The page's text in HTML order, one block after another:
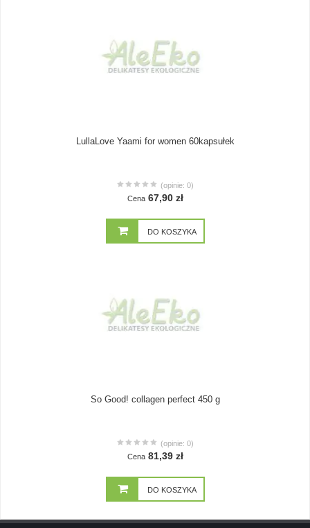
LullaLove Yaami for women 60kapsułek
(opinie: 0)
Cena 67,90 zł
DO KOSZYKA
So Good! collagen perfect 450 g
(opinie: 0)
Cena 81,39 zł
DO KOSZYKA